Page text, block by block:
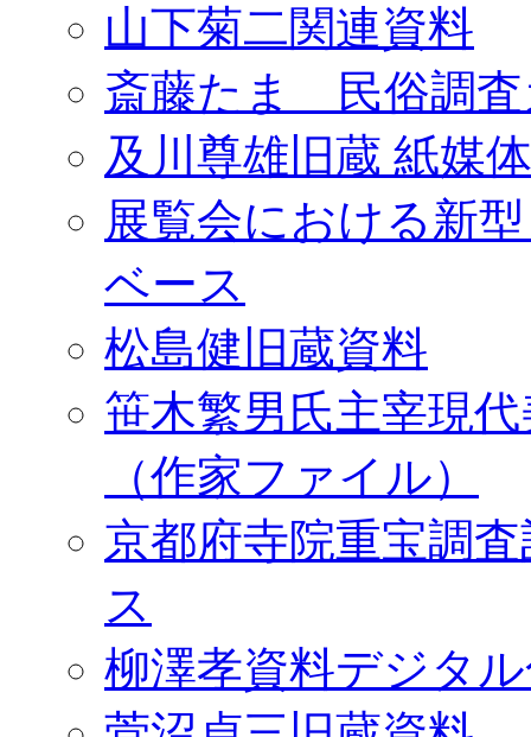
山下菊二関連資料
斎藤たま 民俗調査
及川尊雄旧蔵 紙媒
展覧会における新
ベース
松島健旧蔵資料
笹木繁男氏主宰現
（作家ファイル）
京都府寺院重宝調
ス
柳澤孝資料デジタ